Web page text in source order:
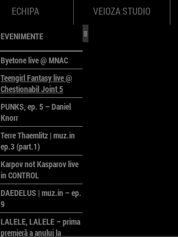
ECHIPA VEIOZA STUDIO
EVENIMENTE
Byetone live @ MNAC
Teengirl Fantasy live @
Chestionabil Joint 5
PUNKS, ep. 5 – Daniel
Knorr
Terre Thaemlitz | muz.in
ep.3 (part.1)
Karpov not Kasparov live
in CONTROL
DAEDELUS | muz.in – ep.
9
LALELE, LALELE – prima
premieră a anului la